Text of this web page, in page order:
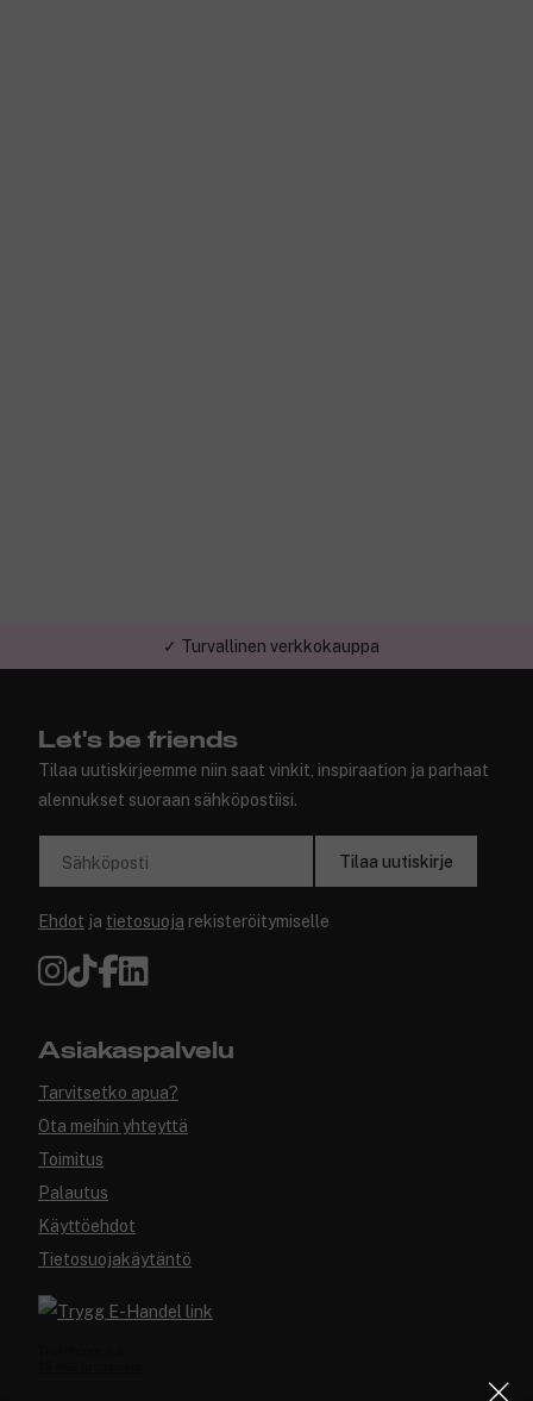
✓ Turvallinen verkkokauppa
Let's be friends
Tilaa uutiskirjeemme niin saat vinkit, inspiraation ja parhaat
alennukset suoraan sähköpostiisi.
Sähköposti Tilaa uutiskirje
Ehdot ja tietosuoja rekisteröitymiselle
Asiakaspalvelu
Tarvitsetko apua?
Ota meihin yhteyttä
Toimitus
Palautus
Käyttöehdot
Tietosuojakäytäntö